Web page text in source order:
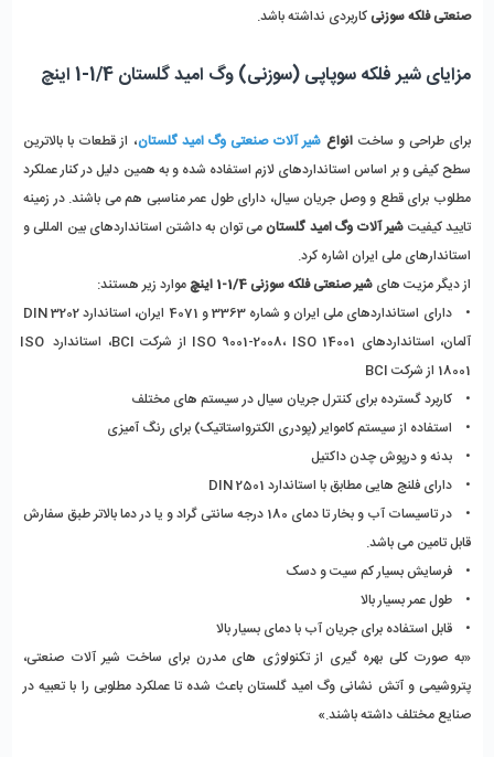
صنعتی فلکه سوزنی کاربردی نداشته باشد.
مزایای شیر فلکه سوپاپی (سوزنی) وگ امید گلستان 1/4-1 اینچ
برای طراحی و ساخت انواع شیر آلات صنعتی وگ امید گلستان
تایید کیفیت شیر آلات وگ امید گلستان
استاندارهای ملی ایران اشاره کرد.
از دیگر مزیت های شیر صنعتی فلکه سوزنی 1/4-1 اینچ
موارد زیر هستند:
آلمان، استانداردهای ISO 9001-2008، ISO 14001 از شرکت BCI، استاندارد ISO
18001 از شرکت BCI
•    کاربرد گسترده برای کنترل جریان سیال در سیستم های مختلف
•    استفاده از سیستم کاموایر (پودری الکترواستاتیک) برای رنگ آمیزی
•    بدنه و درپوش چدن داکتیل
•    دارای فلنج هایی مطابق با استاندارد DIN 2501
قابل تامین می باشد.
•    فرسایش بسیار کم سیت و دسک
•    طول عمر بسیار بالا
•    قابل استفاده برای جریان آب با دمای بسیار بالا
صنایع مختلف داشته باشند.»